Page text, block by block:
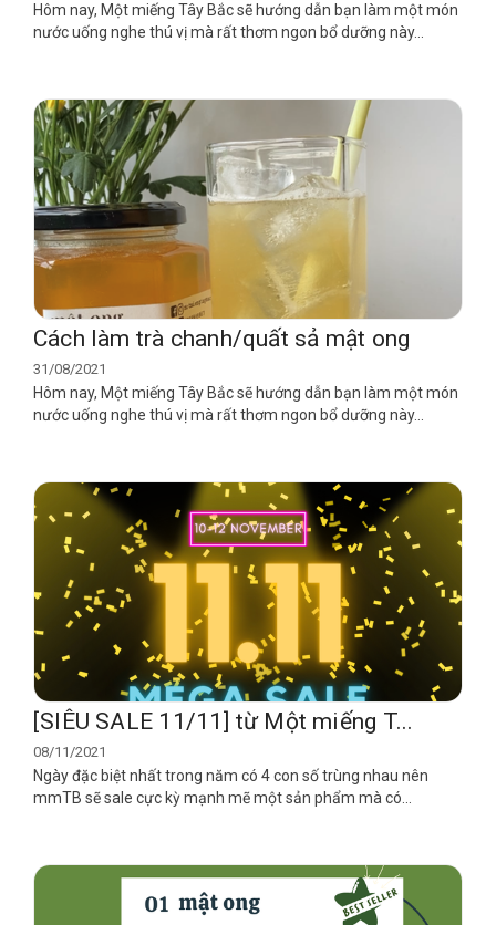
Hôm nay, Một miếng Tây Bắc sẽ hướng dẫn bạn làm một món
nước uống nghe thú vị mà rất thơm ngon bổ dưỡng này...
Cách làm trà chanh/quất sả mật ong
31/08/2021
Hôm nay, Một miếng Tây Bắc sẽ hướng dẫn bạn làm một món
nước uống nghe thú vị mà rất thơm ngon bổ dưỡng này...
[SIÊU SALE 11/11] từ Một miếng T...
08/11/2021
Ngày đặc biệt nhất trong năm có 4 con số trùng nhau nên
mmTB sẽ sale cực kỳ mạnh mẽ một sản phẩm mà có...